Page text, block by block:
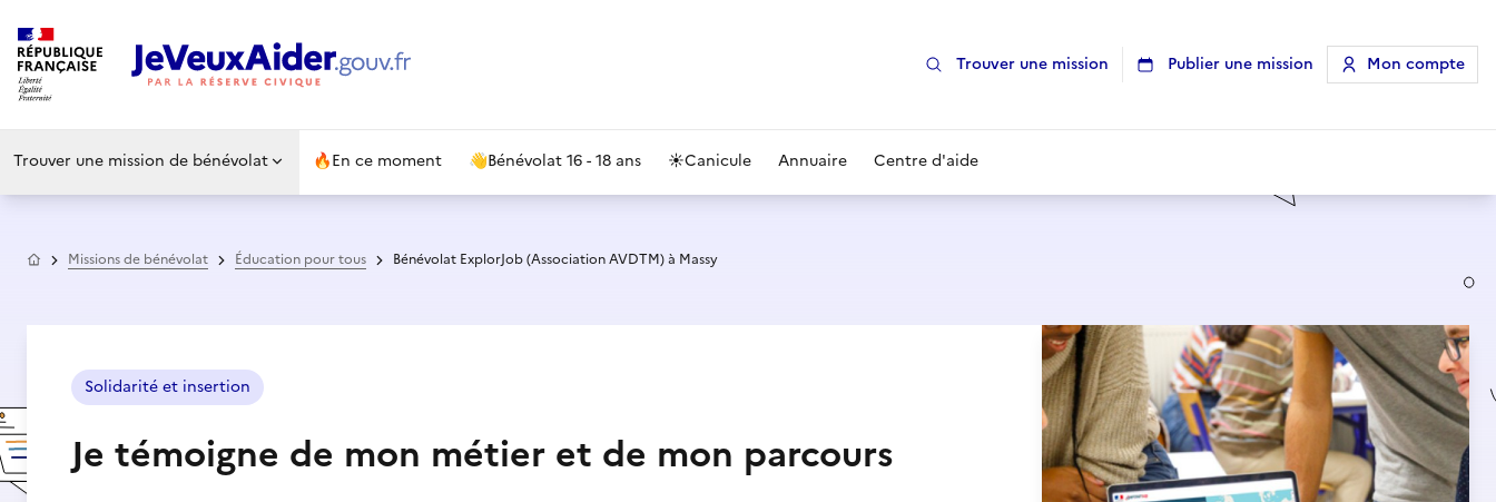
Trouver une mission Publier une mission Mon compte
Trouver une mission de bénévolat 🔥En ce moment 👋Bénévolat 16 - 18 ans ☀️Canicule Annuaire Centre d'aide
AccueilMissions de bénévolat Éducation pour tous Bénévolat ExplorJob (Association AVDTM) à Massy
Solidarité et insertion
Je témoigne de mon métier et de mon parcours